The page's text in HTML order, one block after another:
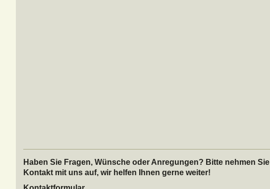
Haben Sie Fragen, Wünsche oder Anregungen? Bitte nehmen Sie
Kontakt mit uns auf, wir helfen Ihnen gerne weiter!